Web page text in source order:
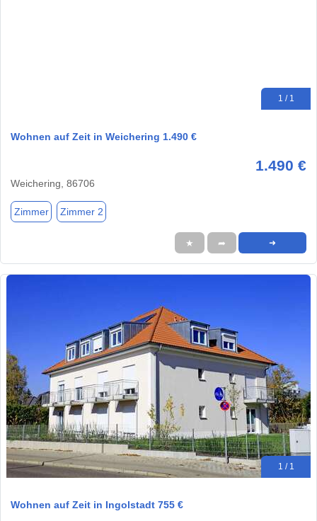
1 / 1
Wohnen auf Zeit in Weichering 1.490 €
1.490 €
Weichering, 86706
Zimmer Zimmer 2
★ ➦ ➜
1 / 1
Wohnen auf Zeit in Ingolstadt 755 €